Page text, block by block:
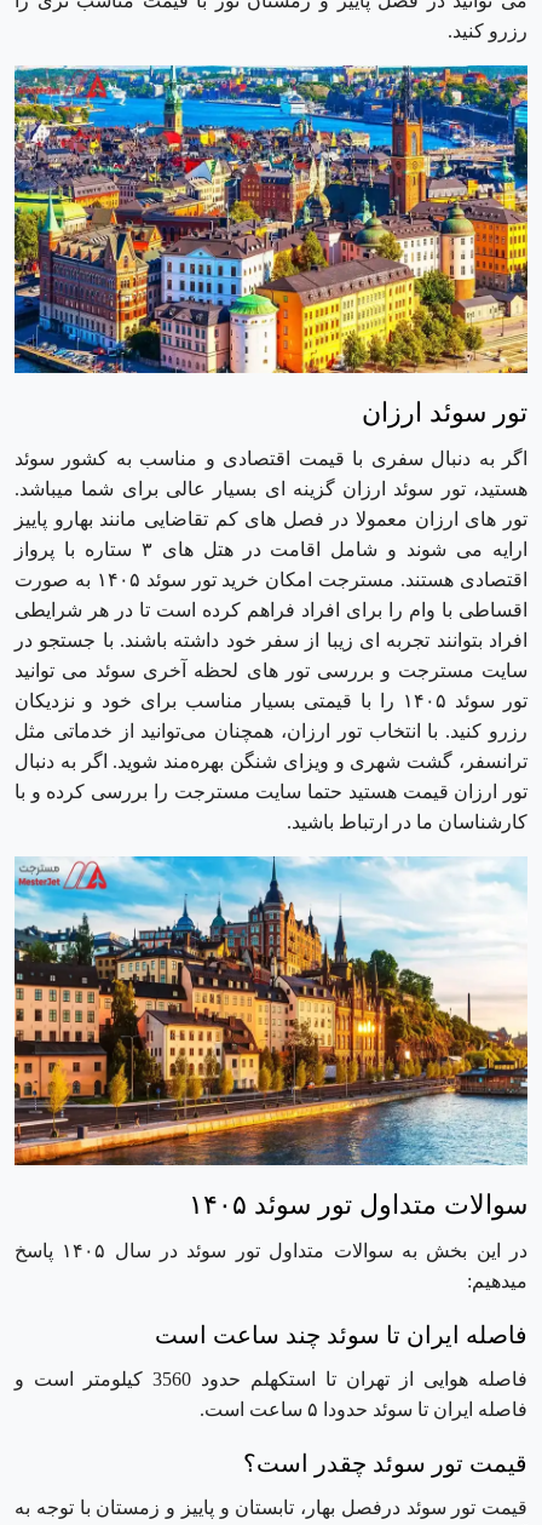
رزرو کنید.
تور سوئد ارزان
اگر به دنبال سفری با قیمت اقتصادی و مناسب به کشور سوئد
هستید، تور سوئد ارزان گزینه ای بسیار عالی برای شما میباشد.
تور های ارزان معمولا در فصل های کم تقاضایی مانند بهارو پاییز
ارايه می شوند و شامل اقامت در هتل های ۳ ستاره با پرواز
اقتصادی هستند. مسترجت امکان خرید تور سوئد ۱۴۰۵ به صورت
اقساطی با وام را برای افراد فراهم کرده است تا در هر شرایطی
افراد بتوانند تجربه ای زیبا از سفر خود داشته باشند. با جستجو در
سایت مسترجت و بررسی تور های لحظه آخری سوئد می توانید
تور سوئد ۱۴۰۵ را با قیمتی بسیار مناسب برای خود و نزدیکان
رزرو کنید. با انتخاب تور ارزان، همچنان می‌توانید از خدماتی مثل
ترانسفر، گشت شهری و ویزای شنگن بهره‌مند شوید. اگر به دنبال
تور ارزان قیمت هستید حتما سایت مسترجت را بررسی کرده و با
کارشناسان ما در ارتباط باشید.
سوالات متداول تور سوئد ۱۴۰۵
در این بخش به سوالات متداول تور سوئد در سال ۱۴۰۵ پاسخ
میدهیم:
فاصله ایران تا سوئد چند ساعت است
فاصله هوایی از تهران تا استکهلم حدود 3560 کیلومتر است و
فاصله ایران تا سوئد حدودا ۵ ساعت است.
قیمت تور سوئد چقدر است؟
قیمت تور سوئد درفصل بهار، تابستان و پاییز و زمستان با توجه به